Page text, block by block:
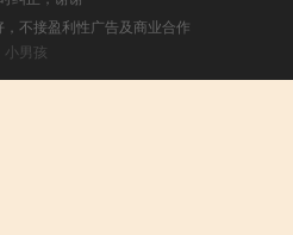
不接盈利性广告及商业合作
小男孩